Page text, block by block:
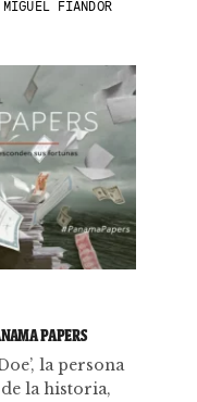
FIANDOR
PAPERS
la persona
la historia,